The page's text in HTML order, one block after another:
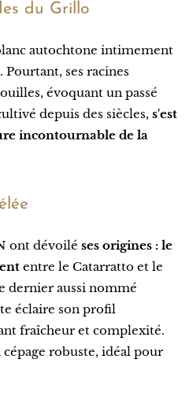
du Grillo
autochtone intimement
ses racines
évoquant un passé
depuis des siècles, s'est
incontournable de la
ont dévoilé ses origines : le
entre le Catarratto et le
dernier aussi nommé
éclaire son profil
fraîcheur et complexité.
robuste, idéal pour